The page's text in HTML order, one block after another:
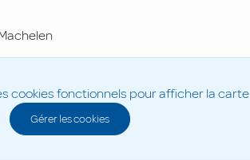
cookies fonctionnels pour afficher la carte
Gérer les cookies